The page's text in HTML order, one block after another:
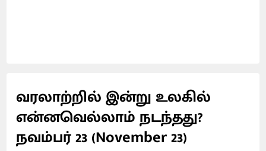
வரலாற்றில் இன்று உலகில்
என்னவெல்லாம் நடந்தது?
நவம்பர் 23 (November 23)